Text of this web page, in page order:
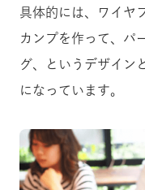
具体的には、ワイヤ
カンプを作って、パ
グ、というデザイン
になっています。